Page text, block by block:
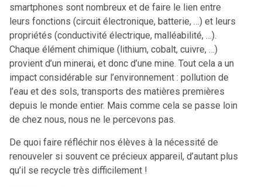
smartphones sont nombreux et de faire le lien entre
leurs fonctions (circuit électronique, batterie, …) et leurs
propriétés (conductivité électrique, malléabilité, …).
Chaque élément chimique (lithium, cobalt, cuivre, …)
provient d’un minerai, et donc d’une mine. Tout cela a un
impact considérable sur l’environnement : pollution de
l’eau et des sols, transports des matières premières
depuis le monde entier. Mais comme cela se passe loin
de chez nous, nous ne le percevons pas.
De quoi faire réfléchir nos élèves à la nécessité de
renouveler si souvent ce précieux appareil, d’autant plus
qu’il se recycle très difficilement !